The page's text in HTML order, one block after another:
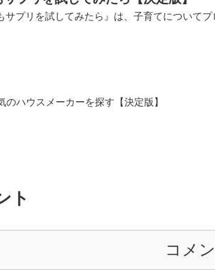
サプリを試してみたら』は、子育てについて
のハウスメーカーを探す【決定版】
ト
コメ